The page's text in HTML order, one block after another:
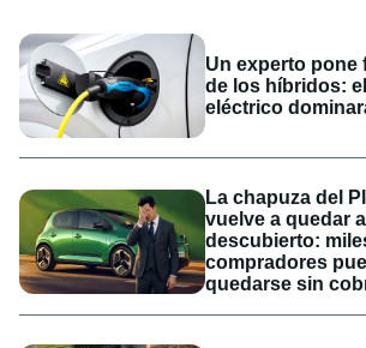
Un experto pone
de los híbridos:
eléctrico
La chapuza del
vuelve a quedar al
descubierto:
compradores
quedarse sin